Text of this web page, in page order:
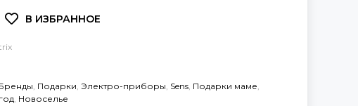
Подарки Электро-приборы Sens Подарки маме
Новоселье